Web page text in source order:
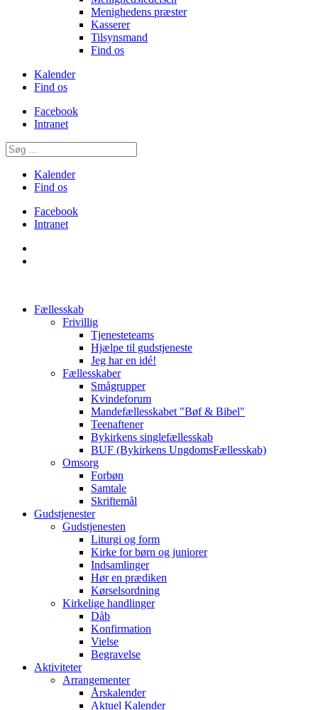
Menighedens præster
Kasserer
Tilsynsmand
Find os
Kalender
Find os
Facebook
Intranet
Kalender
Find os
Facebook
Intranet
Fællesskab
Frivillig
Tjenesteteams
Hjælpe til gudstjeneste
Jeg har en idé!
Fællesskaber
Smågrupper
Kvindeforum
Mandefællesskabet "Bøf & Bibel"
Teenaftener
Bykirkens singlefællesskab
BUF (Bykirkens UngdomsFællesskab)
Omsorg
Forbøn
Samtale
Skriftemål
Gudstjenester
Gudstjenesten
Liturgi og form
Kirke for børn og juniorer
Indsamlinger
Hør en prædiken
Kørselsordning
Kirkelige handlinger
Dåb
Konfirmation
Vielse
Begravelse
Aktiviteter
Arrangementer
Årskalender
Aktuel Kalender